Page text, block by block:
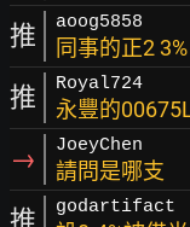
推 aoog5858
同事的正2
推 Royal724
永豐的
→ JoeyChen
請問是哪支
推 godartifact